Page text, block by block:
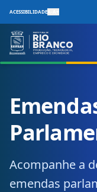
ACESSIBILIDADE
Acompanhe a
emendas